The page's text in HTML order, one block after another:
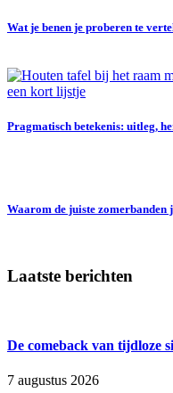
Wat je benen je proberen te
Pragmatisch betekenis: uitleg,
Waarom de juiste
Laatste berichten
De comeback van tijdloze
7 augustus 2026